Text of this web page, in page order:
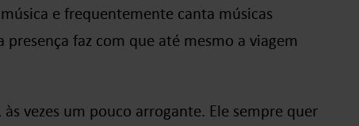
e frequentemente canta músicas
presença faz com que até mesmo a viagem
vezes um pouco arrogante. Ele sempre quer